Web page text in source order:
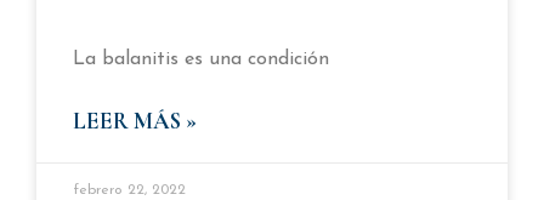
La balanitis es una condición
LEER MÁS »
febrero 22, 2022